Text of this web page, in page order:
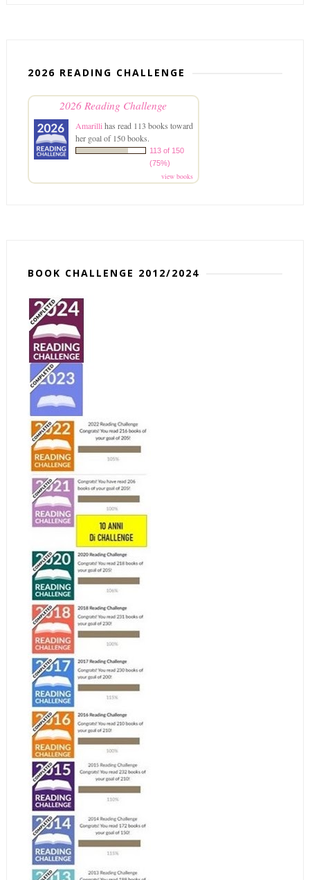
2026 READING CHALLENGE
2026 Reading Challenge
Amarillihas read 113 books toward
her goal of 150 books.
113 of 150
(75%)
view books
BOOK CHALLENGE 2012/2024